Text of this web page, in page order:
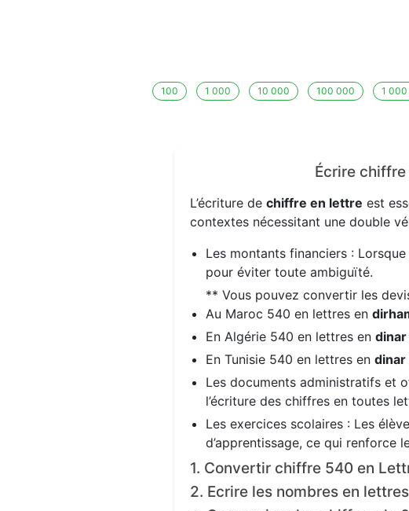
100 1 000 10 000 100 000 1
Écrire
L’écriture de chiffre en lettre est
contextes nécessitant une double
Les montants financiers :
pour éviter toute ambiguïté.
** Vous pouvez convertir les
Au Maroc 540 en lettres en
En Algérie 540 en lettres en
En Tunisie 540 en lettres en dinar
Les documents administratifs et
l’écriture des chiffres en toutes
Les exercices scolaires : Les
d’apprentissage, ce qui renforce
1. Convertir chiffre 540 en
2. Ecrire les nombres en